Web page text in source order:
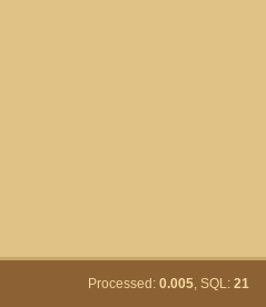
Processed: 0.005, SQL: 21